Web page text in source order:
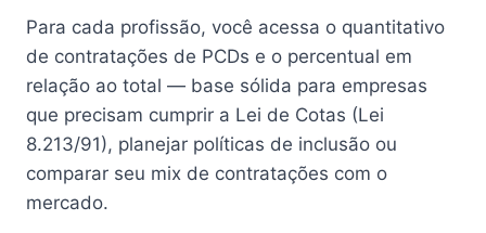
Para cada profissão, você acessa o quantitativo
de contratações de PCDs e o percentual em
relação ao total — base sólida para empresas
que precisam cumprir a Lei de Cotas (Lei
8.213/91), planejar políticas de inclusão ou
comparar seu mix de contratações com o
mercado.